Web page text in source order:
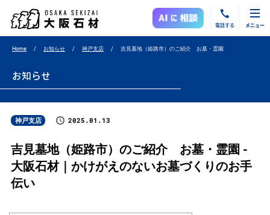
電話する メニュー
Home お知らせ 神戸支店 吉見墓地（姫路市）のご紹介 お墓・霊園
お知らせ
神戸支店 2025.01.13
吉見墓地（姫路市）のご紹介 お墓・霊園 -
大阪石材｜かけがえのないお墓づくりのお手
伝い